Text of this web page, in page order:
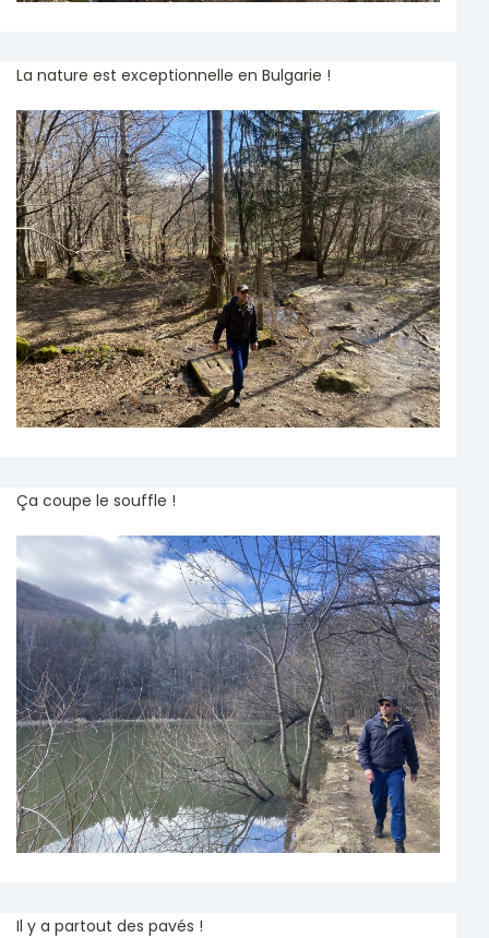
La nature est exceptionnelle en Bulgarie !
Ça coupe le souffle !
Il y a partout des pavés !